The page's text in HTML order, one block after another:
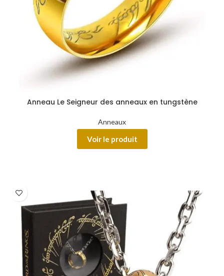
Anneau Le Seigneur des anneaux en tungstène
Anneaux
Voir le produit